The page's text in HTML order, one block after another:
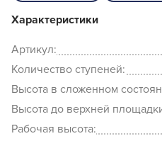
Характеристики
Артикул:
Количество ступеней:
Высота в сложенном
Высота до верхней
Рабочая высота: